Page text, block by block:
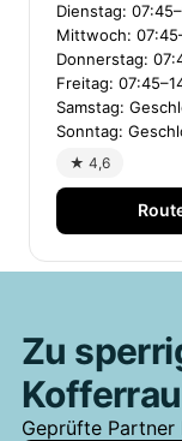
Dienstag:
Mittwoch:
Donnerstag:
Freitag:
Samstag:
Sonntag:
★ 4,6
Zu
Geprüfte Partner